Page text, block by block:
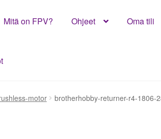
Mitä on FPV? Ohjeet Oma tili
Oma tili Ostoskori Toimitusehdot
motor brotherhobby-returner-r4-1806-